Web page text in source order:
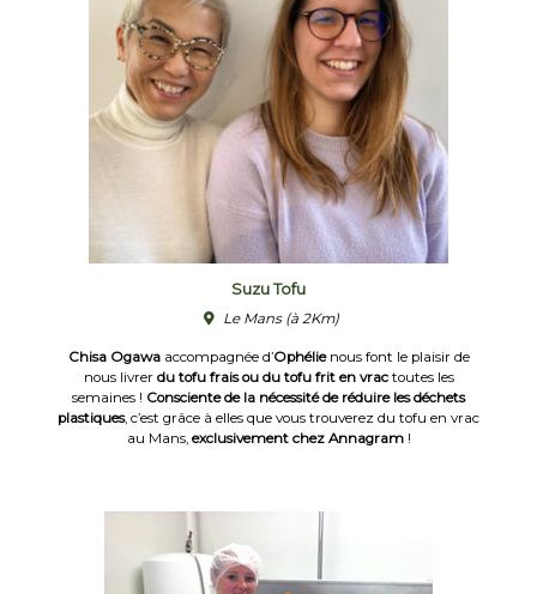
Suzu Tofu
Le Mans(à 2Km)
Chisa Ogawa accompagnée d’Ophélienous font le plaisir de
nous livrer du tofu frais ou du tofu frit en vractoutes les
semaines ! Consciente de la nécessité de réduire les déchets
plastiques, c’est grâce à elles que vous trouverez du tofu en vrac
au Mans, exclusivement chez Annagram!